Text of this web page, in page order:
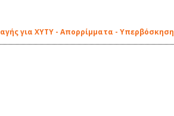
για ΧΥΤΥ - Απορρίμματα -